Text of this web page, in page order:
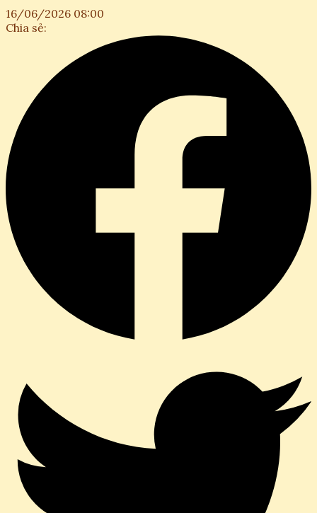
16/06/2026 08:00
Chia sẻ: